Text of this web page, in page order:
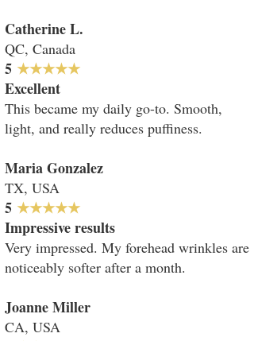
Catherine L.
QC, Canada
5 ★★★★★
Excellent
This became my daily go-to. Smooth,
light, and really reduces puffiness.
Maria Gonzalez
TX, USA
5 ★★★★★
Impressive results
Very impressed. My forehead wrinkles are
noticeably softer after a month.
Joanne Miller
CA, USA